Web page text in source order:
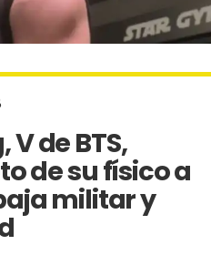
de BTS,
de su físico a
militar y